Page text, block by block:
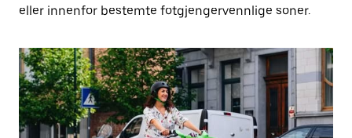
eller innenfor bestemte fotgjengervennlige soner.